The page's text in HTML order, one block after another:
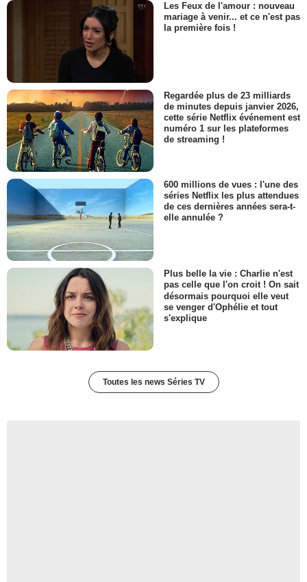
Les Feux de l'amour : nouveau
mariage à venir... et ce n'est pas
la première fois !
Regardée plus de 23 milliards
de minutes depuis janvier 2026,
cette série Netflix événement est
numéro 1 sur les plateformes
de streaming !
600 millions de vues : l'une des
séries Netflix les plus attendues
de ces dernières années sera-t-
elle annulée ?
Plus belle la vie : Charlie n'est
pas celle que l'on croit ! On sait
désormais pourquoi elle veut
se venger d'Ophélie et tout
s'explique
Toutes les news Séries TV